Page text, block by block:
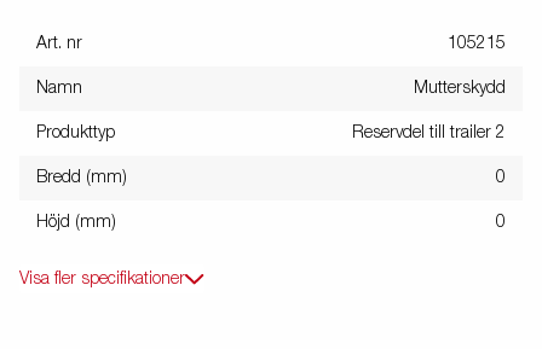
Art. nr 105215
Namn Mutterskydd
Produkttyp Reservdel till trailer 2
Bredd (mm) 0
Höjd (mm) 0
Visa fler specifikationer